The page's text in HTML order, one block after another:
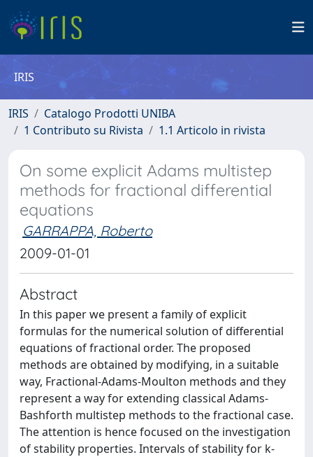
IRIS
IRIS
Catalogo Prodotti UNIBA
1 Contributo su Rivista
1.1 Articolo in rivista
On some explicit Adams multistep
methods for fractional differential
equations
GARRAPPA, Roberto
2009-01-01
Abstract
In this paper we present a family of explicit
formulas for the numerical solution of differential
equations of fractional order. The proposed
methods are obtained by modifying, in a suitable
way, Fractional-Adams-Moulton methods and they
represent a way for extending classical Adams-
Bashforth multistep methods to the fractional case.
The attention is hence focused on the investigation
of stability properties. Intervals of stability for k-